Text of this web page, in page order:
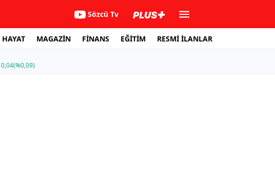
Sözcü Tv
HAYAT MAGAZİN FİNANS EĞİTİM RESMİ İLANLAR
0,04(%0,09)